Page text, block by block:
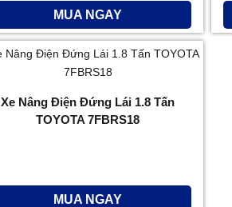
MUA NGAY
Xe Nâng Điện Đứng Lái 1.8 Tấn
TOYOTA 7FBRS18
MUA NGAY